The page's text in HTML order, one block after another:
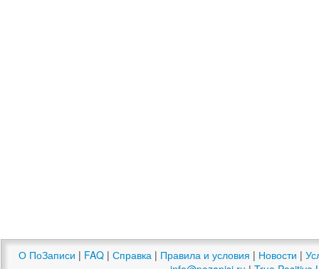
О ПоЗаписи | FAQ | Справка | Правила и условия | Новости |